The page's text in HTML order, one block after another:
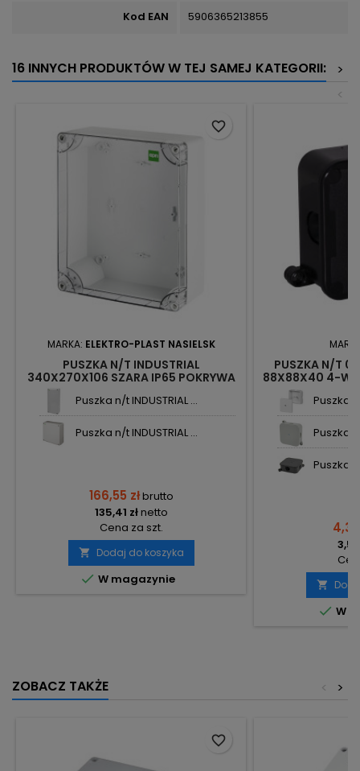
Kod EAN 5906365213855
16 INNYCH PRODUKTÓW W TEJ SAMEJ KATEGORII:
>
<
MARKA: ELEKTRO-PLAST NASIELSK
PUSZKA N/T INDUSTRIAL
340X270X106 SZARA IP65 POKRYWA
TRANSPARENTNA 2725-01 EPN
Puszka n/t INDUSTRIAL ...
Puszka n/t INDUSTRIAL ...
166,55 złbrutto
135,41 złnetto
Cena za szt.
 Dodaj do koszyka
 W magazynie
favorite_border
PUSZKA N/T
88X88X40 4-
Puszka
Puszka
Puszka
4,33
3,52

 W
ZOBACZ TAKŻE >
<
favorite_border